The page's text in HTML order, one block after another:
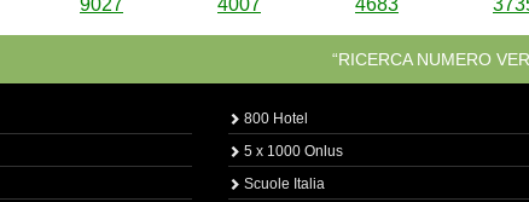
9027 4007 4683
“RICERCA NUMERO
800 Hotel
5 x 1000 Onlus
Scuole Italia